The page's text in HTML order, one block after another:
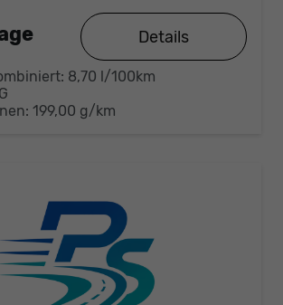
Details
8,70 l/100km
G
199,00 g/km